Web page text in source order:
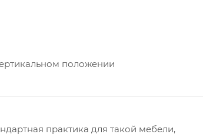
положении
практика для такой мебели,